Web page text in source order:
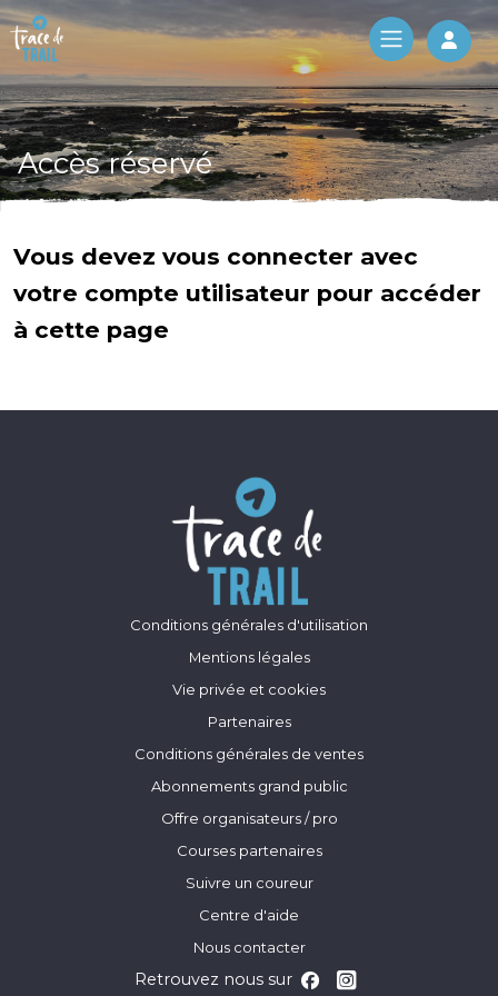
Log
Accès réservé
Vous devez vous connecter avec
votre compte utilisateur pour accéder
à cette page
Conditions générales d'utilisation
Mentions légales
Vie privée et cookies
Partenaires
Conditions générales de ventes
Abonnements grand public
Offre organisateurs / pro
Courses partenaires
Suivre un coureur
Centre d'aide
Nous contacter
Retrouvez nous sur